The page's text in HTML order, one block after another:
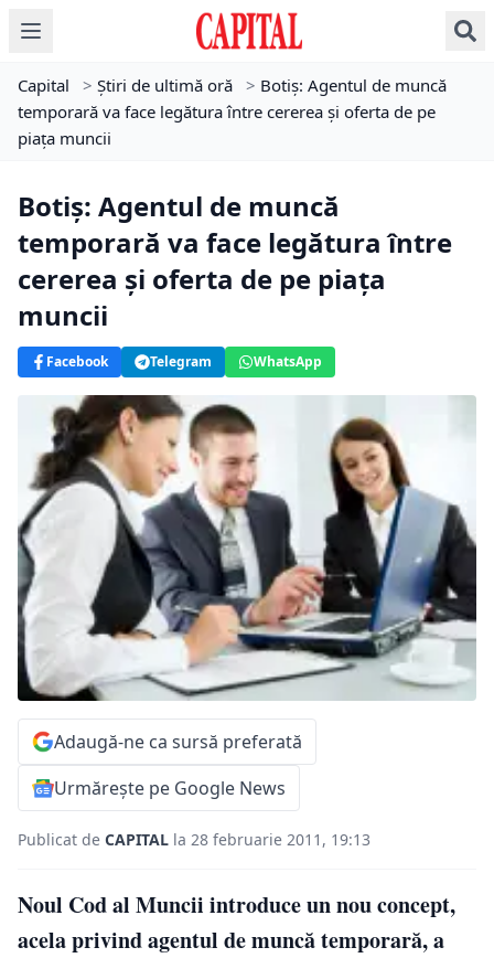
Capital > Știri de ultimă oră > Botiş: Agentul de muncă
temporară va face legătura între cererea şi oferta de pe
piaţa muncii
Botiş: Agentul de muncă
temporară va face legătura între
cererea şi oferta de pe piaţa
muncii
Facebook Telegram WhatsApp
Adaugă-ne ca sursă preferată
Urmărește pe Google News
Publicat de CAPITAL la 28 februarie 2011, 19:13
Noul Cod al Muncii introduce un nou concept,
acela privind agentul de muncă temporară, a